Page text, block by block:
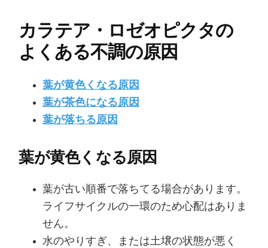
カラテア・ロゼオピクタの
よくある不調の原因
葉が黄色くなる原因
葉が茶色になる原因
葉が落ちる原因
葉が黄色くなる原因
葉が古い順番で落ちてる場合があります。
ライフサイクルの一環のため心配はありま
せん。
水のやりすぎ、または土壌の状態が悪く